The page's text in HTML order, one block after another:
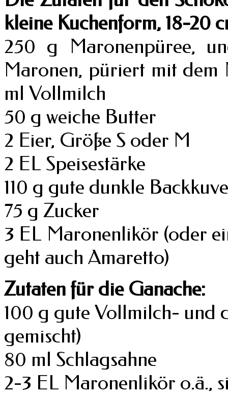
kleine Kuchenform, 18-20
250 g Maronenpüree,
Maronen, püriert mit dem
ml Vollmilch
50 g weiche Butter
2 Eier, Größe S oder M
2 EL Speisestärke
110 g gute dunkle
75 g Zucker
3 EL Maronenlikör (oder
geht auch Amaretto)
Zutaten für die Ganache:
100 g gute Vollmilch- und
gemischt)
80 ml Schlagsahne
2-3 EL Maronenlikör o.ä.,